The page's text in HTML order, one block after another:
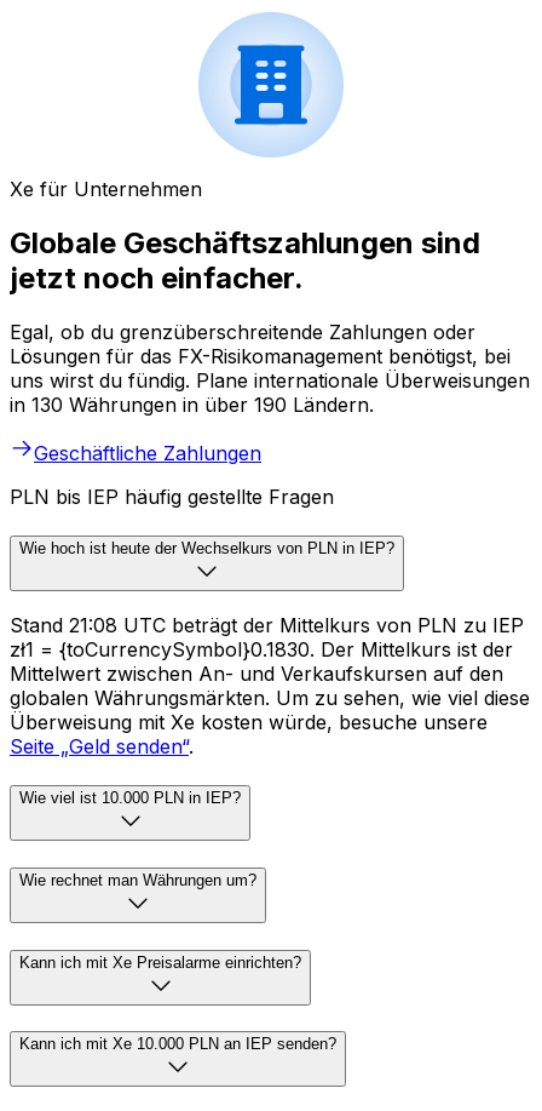
Xe für Unternehmen
Globale Geschäftszahlungen sind
jetzt noch einfacher.
Egal, ob du grenzüberschreitende Zahlungen oder
Lösungen für das FX-Risikomanagement benötigst, bei
uns wirst du fündig. Plane internationale Überweisungen
in 130 Währungen in über 190 Ländern.
Geschäftliche Zahlungen
PLN bis IEP häufig gestellte Fragen
Wie hoch ist heute der Wechselkurs von PLN in IEP?
Stand 21:08 UTC beträgt der Mittelkurs von PLN zu IEP
zł1 = {toCurrencySymbol}0.1830. Der Mittelkurs ist der
Mittelwert zwischen An- und Verkaufskursen auf den
globalen Währungsmärkten. Um zu sehen, wie viel diese
Überweisung mit Xe kosten würde, besuche unsere
Seite „Geld senden“.
Wie viel ist 10.000 PLN in IEP?
Wie rechnet man Währungen um?
Kann ich mit Xe Preisalarme einrichten?
Kann ich mit Xe 10.000 PLN an IEP senden?